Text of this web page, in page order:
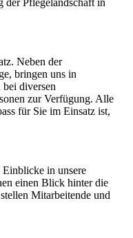
der Pflegelandschaft in
Neben der
bringen uns in
bei diversen
zur Verfügung. Alle
für Sie im Einsatz ist,
in unsere
einen Blick hinter die
Mitarbeitende und